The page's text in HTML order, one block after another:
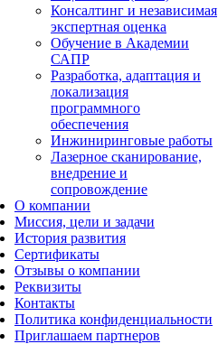
Консалтинг и независимая
экспертная оценка
Обучение в Академии
САПР
Разработка, адаптация и
локализация
программного
обеспечения
Инжиниринговые работы
Лазерное сканирование,
внедрение и
сопровождение
О компании
Миссия, цели и задачи
История развития
Сертификаты
Отзывы о компании
Реквизиты
Контакты
Политика конфиденциальности
Приглашаем партнеров